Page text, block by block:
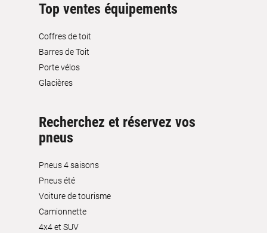
Top ventes équipements
Coffres de toit
Barres de Toit
Porte vélos
Glacières
Recherchez et réservez vos
pneus
Pneus 4 saisons
Pneus été
Voiture de tourisme
Camionnette
4x4 et SUV